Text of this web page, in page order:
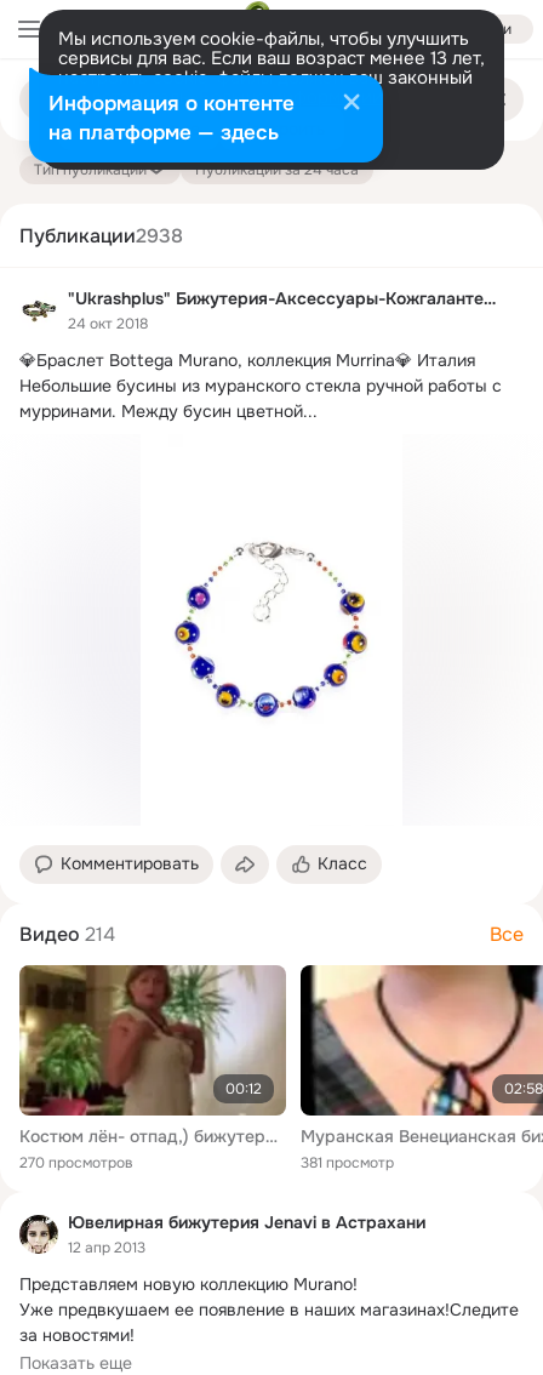
Войти
Мы используем cookie-файлы, чтобы улучшить
сервисы для вас. Если ваш возраст менее 13 лет,
настроить cookie-файлы должен ваш законный
представитель. Больше информации
Разрешить все Настроить
Поиск
публикациям
Тип публикации Публикации за 24 часа
Публикации2938
"Ukrashplus" Бижутерия-Аксессуары-Кожгалантерея
24 окт 2018
💎Браслет Bottega Murano, коллекция Murrina💎 Италия
Небольшие бусины из муранского стекла ручной работы с
мурринами. Между бусин цветной...
Комментировать Класс
Видео 214 Все
00:12
Костюм лён- отпад,) бижутерия « Мурано бижу» ( Италия) Всё это можно приобрести у @Юлия Коростелёва
270 просмотров
02:58
381 просмотр
Ювелирная бижутерия Jenavi в Астрахани
12 апр 2013
Представляем новую коллекцию Murano!
Уже предвкушаем ее появление в наших магазинах!Следите
за новостями!
С давних времен в Венецианской...
Показать еще
Информация о контенте
на платформе — здесь